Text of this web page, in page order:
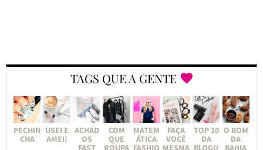
TAGS QUE A GENTE
PECHIN
CHA
USEI E
AMEI!
ACHAD
OS
FAST
COM
QUE
ROUPA
MATEM
ÁTICA
FASHIO
FAÇA
VOCÊ
MESMA
TOP 10
DA
BLOGU
O BOM
DA
BAHIA